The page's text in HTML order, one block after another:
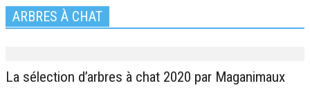
ARBRES À CHAT
La sélection d’arbres à chat 2020 par Maganimaux